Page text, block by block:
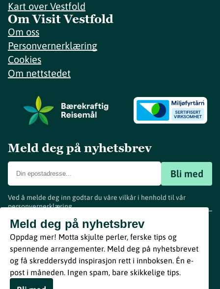
Kart over Vestfold
Om Visit Vestfold
Om oss
Personvernerklæring
Cookies
Om nettstedet
Meld deg på nyhetsbrev
Bli med
Ved å melde deg inn godtar du våre vilkår i henhold til vår
personvernerklæring.
Meld deg på nyhetsbrev
Oppdag mer! Motta skjulte perler, ferske tips og
spennende arrangementer. Meld deg på nyhetsbrevet
og få skreddersydd inspirasjon rett i innboksen. Én e-
post i måneden. Ingen spam, bare skikkelige tips.
www.visitvestfold.com
Turistinformasjon
Vestfold Fylkeskommune
ByBreakfast